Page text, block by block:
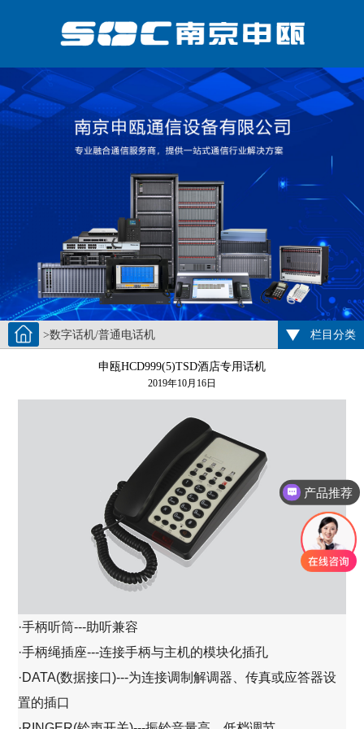
>数字话机/普通电话机 栏目分类
申瓯HCD999(5)TSD酒店专用话机
2019年10月16日
·手柄听筒---助听兼容
·手柄绳插座---连接手柄与主机的模块化插孔
·DATA(数据接口)---为连接调制解调器、传真或应答器设
置的插口
产品推荐